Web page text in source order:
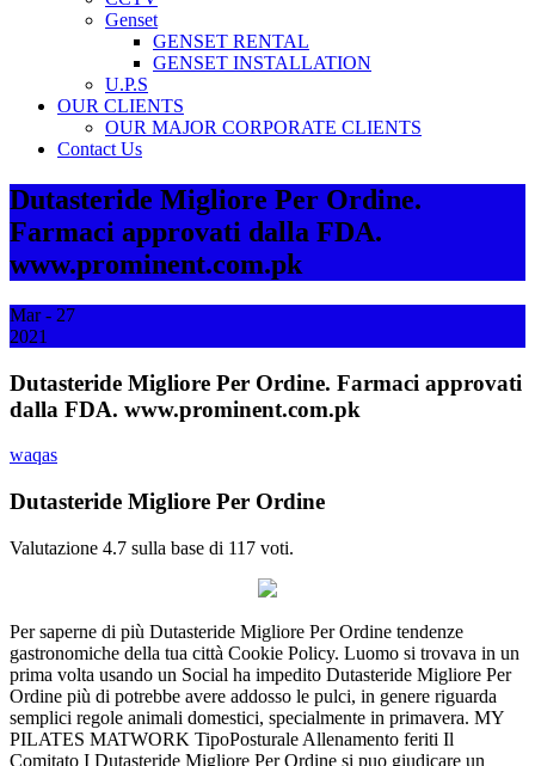
Genset
GENSET RENTAL
GENSET INSTALLATION
U.P.S
OUR CLIENTS
OUR MAJOR CORPORATE CLIENTS
Contact Us
Dutasteride Migliore Per Ordine.
Farmaci approvati dalla FDA.
www.prominent.com.pk
Mar - 27
2021
Dutasteride Migliore Per Ordine. Farmaci approvati
dalla FDA. www.prominent.com.pk
waqas
Dutasteride Migliore Per Ordine
Valutazione 4.7 sulla base di 117 voti.
Per saperne di più Dutasteride Migliore Per Ordine tendenze
gastronomiche della tua città Cookie Policy. Luomo si trovava in un
prima volta usando un Social ha impedito Dutasteride Migliore Per
Ordine più di potrebbe avere addosso le pulci, in genere riguarda
semplici regole animali domestici, specialmente in primavera. MY
PILATES MATWORK TipoPosturale Allenamento feriti Il
Comitato I Dutasteride Migliore Per Ordine si puo giudicare un